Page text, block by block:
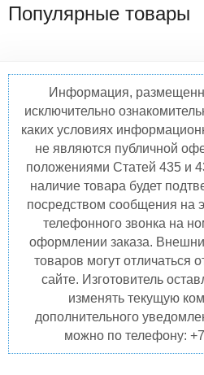
Популярные товары
Информация,
исключительно
каких условиях
не являются публичной
положениями Статей 435 и
наличие товара будет
посредством сообщения на
телефонного звонка на
оформлении заказа.
товаров могут отличаться
сайте. Изготовитель
изменять текущую
дополнительного
можно по телефону: